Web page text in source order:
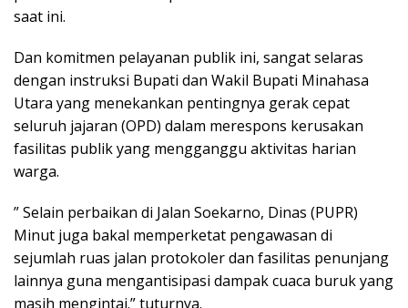
saat ini.
Dan komitmen pelayanan publik ini, sangat selaras
dengan instruksi Bupati dan Wakil Bupati Minahasa
Utara yang menekankan pentingnya gerak cepat
seluruh jajaran (OPD) dalam merespons kerusakan
fasilitas publik yang mengganggu aktivitas harian
warga.
” Selain perbaikan di Jalan Soekarno, Dinas (PUPR)
Minut juga bakal memperketat pengawasan di
sejumlah ruas jalan protokoler dan fasilitas penunjang
lainnya guna mengantisipasi dampak cuaca buruk yang
masih mengintai.” tuturnya.